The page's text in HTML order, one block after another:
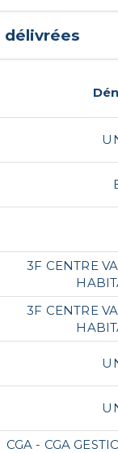
délivrées
3F CENTRE
3F CENTRE
CGA - CGA